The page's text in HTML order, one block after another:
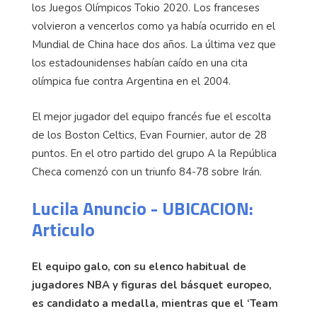
los Juegos Olímpicos Tokio 2020. Los franceses
volvieron a vencerlos como ya había ocurrido en el
Mundial de China hace dos años. La última vez que
los estadounidenses habían caído en una cita
olímpica fue contra Argentina en el 2004.
El mejor jugador del equipo francés fue el escolta
de los Boston Celtics, Evan Fournier, autor de 28
puntos. En el otro partido del grupo A la República
Checa comenzó con un triunfo 84-78 sobre Irán.
Lucila Anuncio - UBICACION:
Articulo
El equipo galo, con su elenco habitual de
jugadores NBA y figuras del básquet europeo,
es candidato a medalla, mientras que el ‘Team